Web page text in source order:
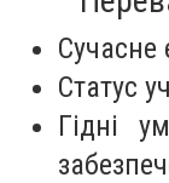
Сучасне
Статус
Гідні